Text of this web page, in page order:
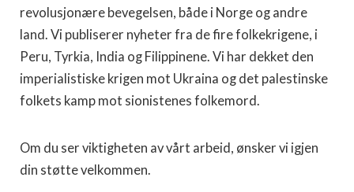
revolusjonære bevegelsen, både i Norge og andre
land. Vi publiserer nyheter fra de fire folkekrigene, i
Peru, Tyrkia, India og Filippinene. Vi har dekket den
imperialistiske krigen mot Ukraina og det palestinske
folkets kamp mot sionistenes folkemord.
Om du ser viktigheten av vårt arbeid, ønsker vi igjen
din støtte velkommen.